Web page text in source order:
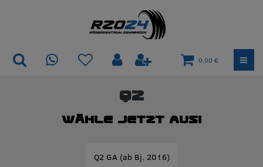
0,00 €
Q2
Wähle jetzt aus!
Q2 GA (ab Bj. 2016)